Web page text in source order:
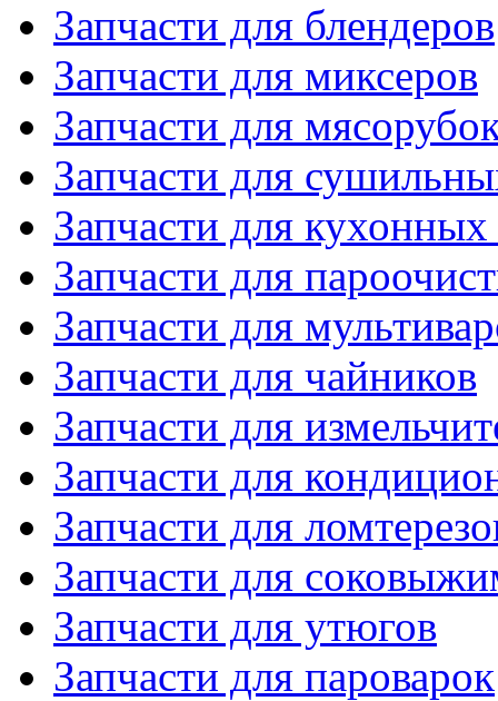
Запчасти для блендеров
Запчасти для миксеров
Запчасти для
Запчасти для
Запчасти для
Запчасти для
Запчасти для
Запчасти для чайников
Запчасти для
Запчасти для
Запчасти для
Запчасти для
Запчасти для утюгов
Запчасти для пароварок